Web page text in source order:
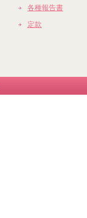
各種報告書
定款